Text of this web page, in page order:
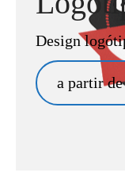
Design
a partir